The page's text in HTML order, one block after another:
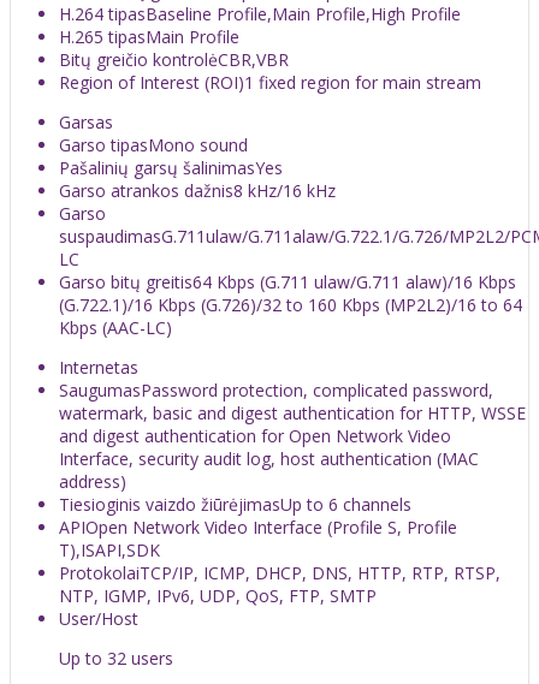
H.264 tipasBaseline Profile,Main Profile,High Profile
H.265 tipasMain Profile
Bitų greičio kontrolėCBR,VBR
Region of Interest (ROI)1 fixed region for main stream
Garsas
Garso tipasMono sound
Pašalinių garsų šalinimasYes
Garso atrankos dažnis8 kHz/16 kHz
Garso
suspaudimasG.711ulaw/G.711alaw/G.722.1/G.726/MP2L2/
LC
Garso bitų greitis64 Kbps (G.711 ulaw/G.711 alaw)/16 Kbps
(G.722.1)/16 Kbps (G.726)/32 to 160 Kbps (MP2L2)/16 to 64
Kbps (AAC-LC)
Internetas
SaugumasPassword protection, complicated password,
watermark, basic and digest authentication for HTTP, WSSE
and digest authentication for Open Network Video
Interface, security audit log, host authentication (MAC
address)
Tiesioginis vaizdo žiūrėjimasUp to 6 channels
APIOpen Network Video Interface (Profile S, Profile
T),ISAPI,SDK
ProtokolaiTCP/IP, ICMP, DHCP, DNS, HTTP, RTP, RTSP,
NTP, IGMP, IPv6, UDP, QoS, FTP, SMTP
User/Host
Up to 32 users